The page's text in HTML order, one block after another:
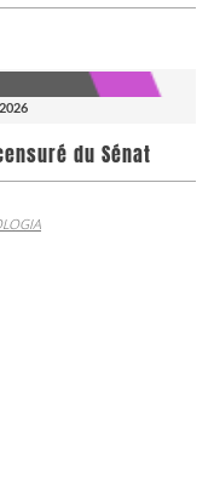
du Sénat